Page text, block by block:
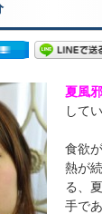
夏風邪
して
食欲
熱が
る、
手で